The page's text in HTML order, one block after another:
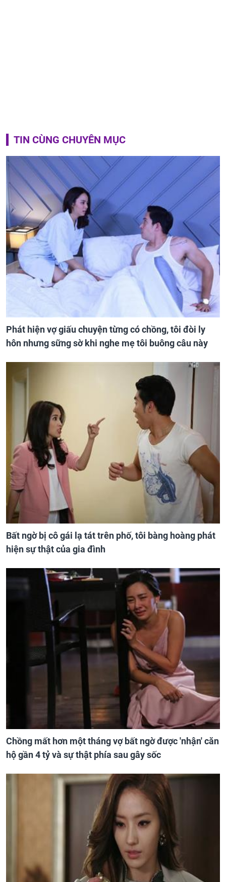
TIN CÙNG CHUYÊN MỤC
Phát hiện vợ giấu chuyện từng có chồng, tôi đòi ly
hôn nhưng sững sờ khi nghe mẹ tôi buông câu này
Bất ngờ bị cô gái lạ tát trên phố, tôi bàng hoàng phát
hiện sự thật của gia đình
Chồng mất hơn một tháng vợ bất ngờ được 'nhận' căn
hộ gần 4 tỷ và sự thật phía sau gây sốc